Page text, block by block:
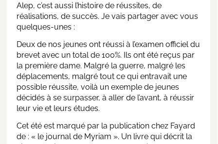
Alep, c’est aussi l’histoire de réussites, de
réalisations, de succès. Je vais partager avec vous
quelques-unes :
Deux de nos jeunes ont réussi à l’examen officiel du
brevet avec un total de 100%. Ils ont été reçus par
la première dame. Malgré la guerre, malgré les
déplacements, malgré tout ce qui entravait une
possible réussite, voilà un exemple de jeunes
décidés à se surpasser, à aller de l’avant, à réussir
leur vie et leurs études.
Cet été est marqué par la publication chez Fayard
de : « le journal de Myriam ». Un livre qui décrit la